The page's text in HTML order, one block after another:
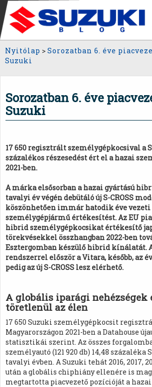
Nyitólap > Sorozatban 6. éve
Suzuki
Sorozatban 6. éve
Suzuki
17 650 regisztrált személygépkocsival a
százalékos részesedést ért el a hazai
2021-ben.
A márka elsősorban a hazai gyártású
tavalyi év végén debütáló új S-CROSS
köszönhetően immár hatodik éve vezeti
személygépjármű értékesítést. Az EU
hibrid személygépkocsikat értékesítő
törekvésekkel összhangban 2022-ben
Esztergomban készülő hibrid kínálatát.
rendszerrel először a Vitara, később, az
pedig az új S-CROSS lesz elérhető.
A globális iparági nehézségek
töretlenül az élen
17 650 Suzuki személygépkocsit
Magyarországon 2021-ben a Datahouse
statisztikái szerint. Az összes
személyautó (121 920 db) 14,48 százaléka
tavalyi évben. A Suzuki tehát 2016, 2017,
után a globális chiphiány ellenére is
megtartotta piacvezető pozícióját a hazai